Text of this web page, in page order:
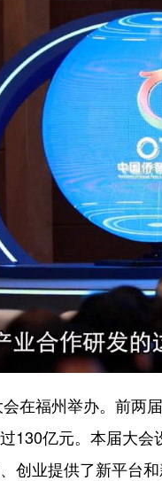
福州举办。前两
130亿元。本届大
创业提供了新平台和